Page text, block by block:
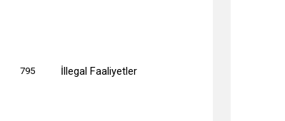
795 İllegal Faaliyetler